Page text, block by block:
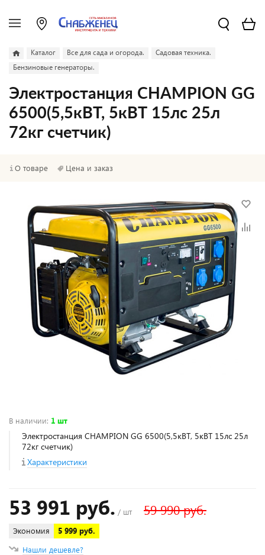
Каталог Все для сада и огорода.
Садовая техника.
Бензиновые генераторы.
Электростанция CHAMPION GG
6500(5,5кВТ, 5кВТ 15лс 25л
72кг счетчик)
О товаре Цена и заказ
В наличии: 1 шт
Электростанция CHAMPION GG 6500(5,5кВТ, 5кВТ 15лс 25л
72кг счетчик)
Характеристики
53 991 руб. / шт 59 990 руб.
Экономия
5 999 руб.
Нашли дешевле?